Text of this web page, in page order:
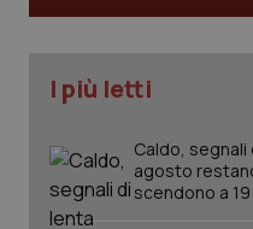
I più letti
Caldo,
agosto
scendono a 19
_ga